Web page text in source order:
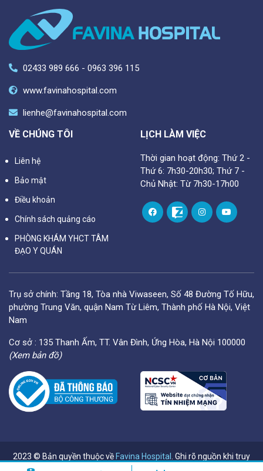
02433 989 666 - 0963 396 115
www.favinahospital.com
lienhe@favinahospital.com
VỀ CHÚNG TÔI
Liên hệ
Bảo mật
Điều khoản
Chính sách quảng cáo
PHÒNG KHÁM YHCT TÂM
ĐẠO Y QUÁN
LỊCH LÀM VIỆC
Thời gian hoạt động: Thứ 2 -
Thứ 6: 7h30-20h30; Thứ 7 -
Chủ Nhật: Từ 7h30-17h00
Trụ sở chính: Tầng 18, Tòa nhà Viwaseen, Số 48 Đường Tố Hữu,
phường Trung Văn, quận Nam Từ Liêm, Thành phố Hà Nội, Việt
Nam
Cơ sở : 135 Thanh Ấm, TT. Vân Đình, Ứng Hòa, Hà Nội 100000
(Xem bản đồ)
2023 © Bản quyền thuộc về Favina Hospital
. Ghi rõ nguồn khi truy